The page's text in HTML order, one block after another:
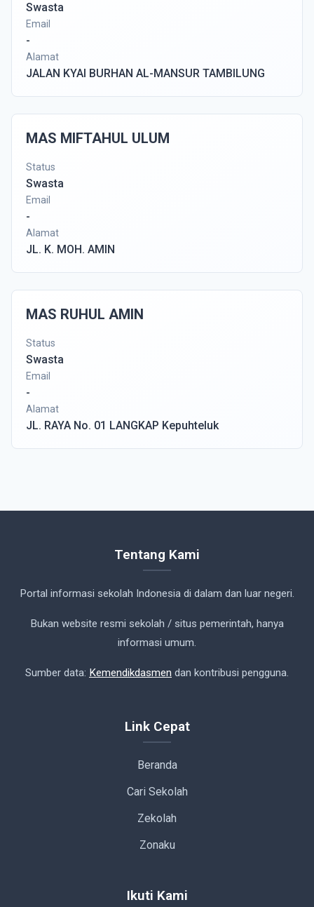
Swasta
Email
-
Alamat
JALAN KYAI BURHAN AL-MANSUR TAMBILUNG
MAS MIFTAHUL ULUM
Status
Swasta
Email
-
Alamat
JL. K. MOH. AMIN
MAS RUHUL AMIN
Status
Swasta
Email
-
Alamat
JL. RAYA No. 01 LANGKAP Kepuhteluk
Tentang Kami
Portal informasi sekolah Indonesia di dalam dan luar negeri.
Bukan website resmi sekolah / situs pemerintah, hanya
informasi umum.
Sumber data: Kemendikdasmen dan kontribusi pengguna.
Link Cepat
Beranda
Cari Sekolah
Zekolah
Zonaku
Ikuti Kami